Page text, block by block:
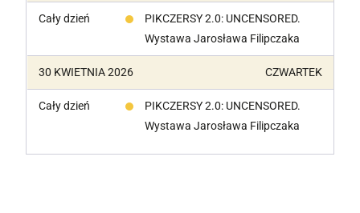
Cały dzień
PIKCZERSY 2.0: UNCENSORED.
Wystawa Jarosława Filipczaka
30 KWIETNIA 2026 CZWARTEK
Cały dzień
PIKCZERSY 2.0: UNCENSORED.
Wystawa Jarosława Filipczaka